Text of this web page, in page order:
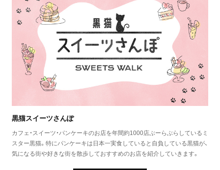
黒猫スイーツさんぽ
カフェ・スイーツ・パンケーキのお店を年間約1000店ぶーらぶらしているミ
スター黒猫。特にパンケーキは日本一実食していると自負している黒猫が、
気になる街や好きな街を散歩しておすすめのお店を紹介していきます。